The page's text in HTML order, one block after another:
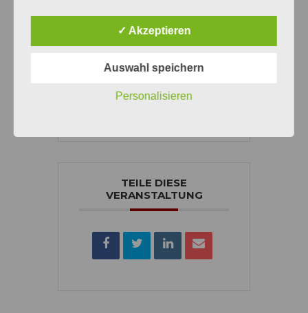
0 31
TEILE DIESE
VERANSTALTUNG
✓ Akzeptieren
Auswahl speichern
Personalisieren